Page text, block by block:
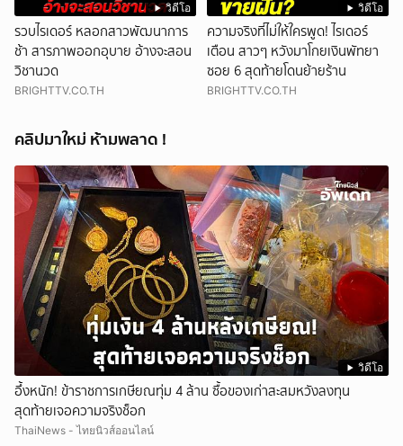
วิดีโอ
รวบไรเดอร์ หลอกสาวพัฒนาการ
ช้า สารภาพออกอุบาย อ้างจะสอน
วิชานวด
BRIGHTTV.CO.TH
วิดีโอ
ความจริงที่ไม่ให้ใครพูด! ไรเดอร์
เตือน สาวๆ หวังมาโกยเงินพัทยา
ซอย 6 สุดท้ายโดนย้ายร้าน
BRIGHTTV.CO.TH
คลิปมาใหม่ ห้ามพลาด !
วิดีโอ
อึ้งหนัก! ข้าราชการเกษียณทุ่ม 4 ล้าน ซื้อของเก่าสะสมหวังลงทุน
สุดท้ายเจอความจริงช็อก
ThaiNews - ไทยนิวส์ออนไลน์